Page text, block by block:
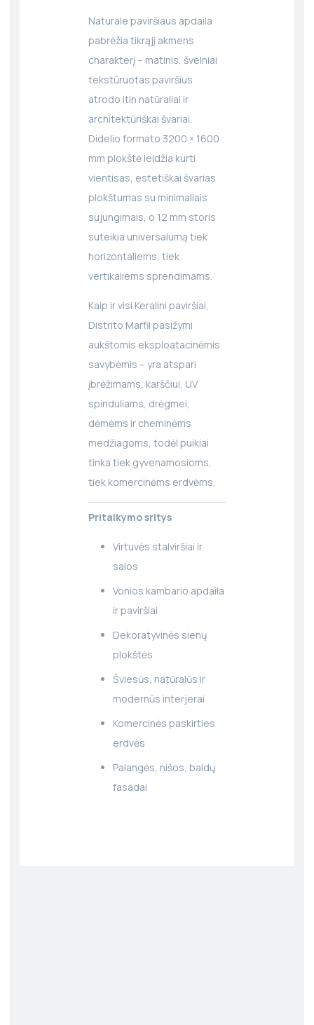
Naturale paviršiaus apdaila
pabrėžia tikrąjį akmens
charakterį – matinis, švelniai
tekstūruotas paviršius
atrodo itin natūraliai ir
architektūriškai švariai.
Didelio formato 3200 × 1600
mm plokštė leidžia kurti
vientisas, estetiškai švarias
plokštumas su minimaliais
sujungimais, o 12 mm storis
suteikia universalumą tiek
horizontaliems, tiek
vertikaliems sprendimams.
Kaip ir visi Keralini paviršiai,
Distrito Marfil pasižymi
aukštomis eksploatacinėmis
savybėmis – yra atspari
įbrėžimams, karščiui, UV
spinduliams, drėgmei,
dėmėms ir cheminėms
medžiagoms, todėl puikiai
tinka tiek gyvenamosioms,
tiek komercinėms erdvėms.
Pritaikymo sritys
Virtuvės stalviršiai ir
salos
Vonios kambario apdaila
ir paviršiai
Dekoratyvinės sienų
plokštės
Šviesūs, natūralūs ir
modernūs interjerai
Komercinės paskirties
erdvės
Palangės, nišos, baldų
fasadai